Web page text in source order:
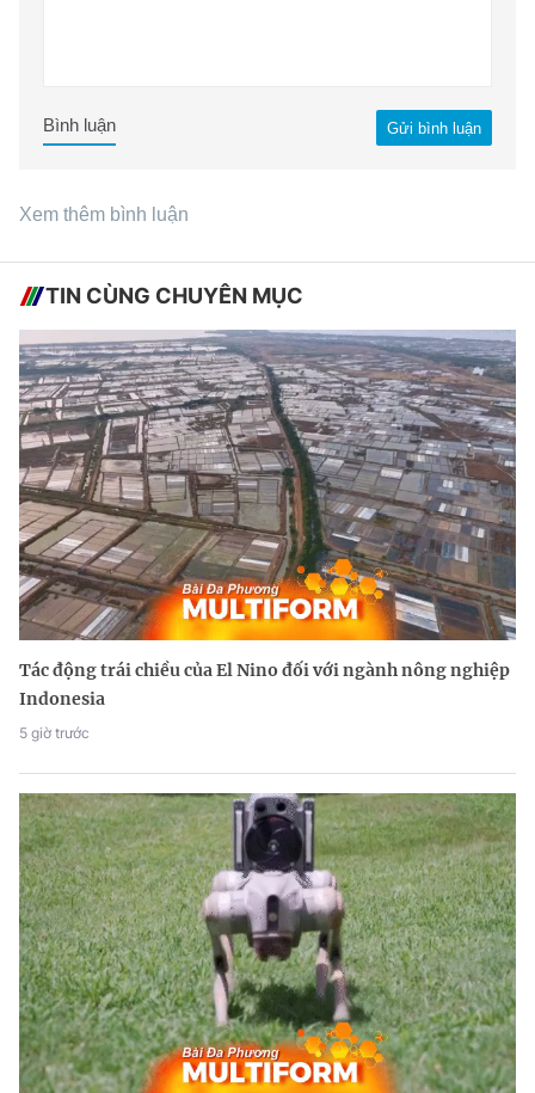
Gửi bình luận
Bình luận
Xem thêm bình luận
TIN CÙNG CHUYÊN MỤC
Tác động trái chiều của El Nino đối với ngành nông nghiệp
Indonesia
5 giờ trước